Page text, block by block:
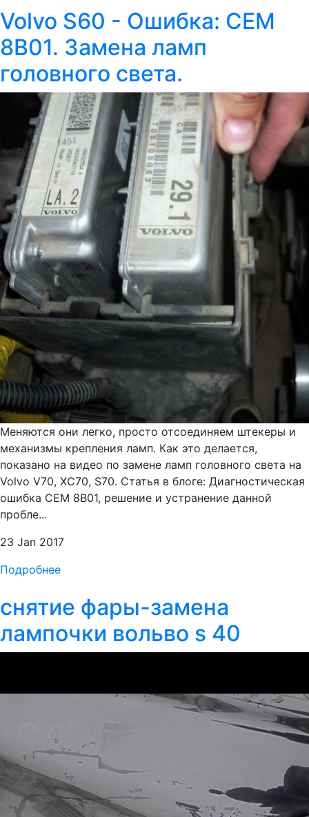
Volvo S60 - Ошибка: CEM
8B01. Замена ламп
головного света.
Меняются они легко, просто отсоединяем штекеры и
механизмы крепления ламп. Как это делается,
показано на видео по замене ламп головного света на
Volvo V70, XC70, S70. Статья в блоге: Диагностическая
ошибка CEM 8B01, решение и устранение данной
пробле...
23 Jan 2017
Подробнее
снятие фары-замена
лампочки вольво s 40